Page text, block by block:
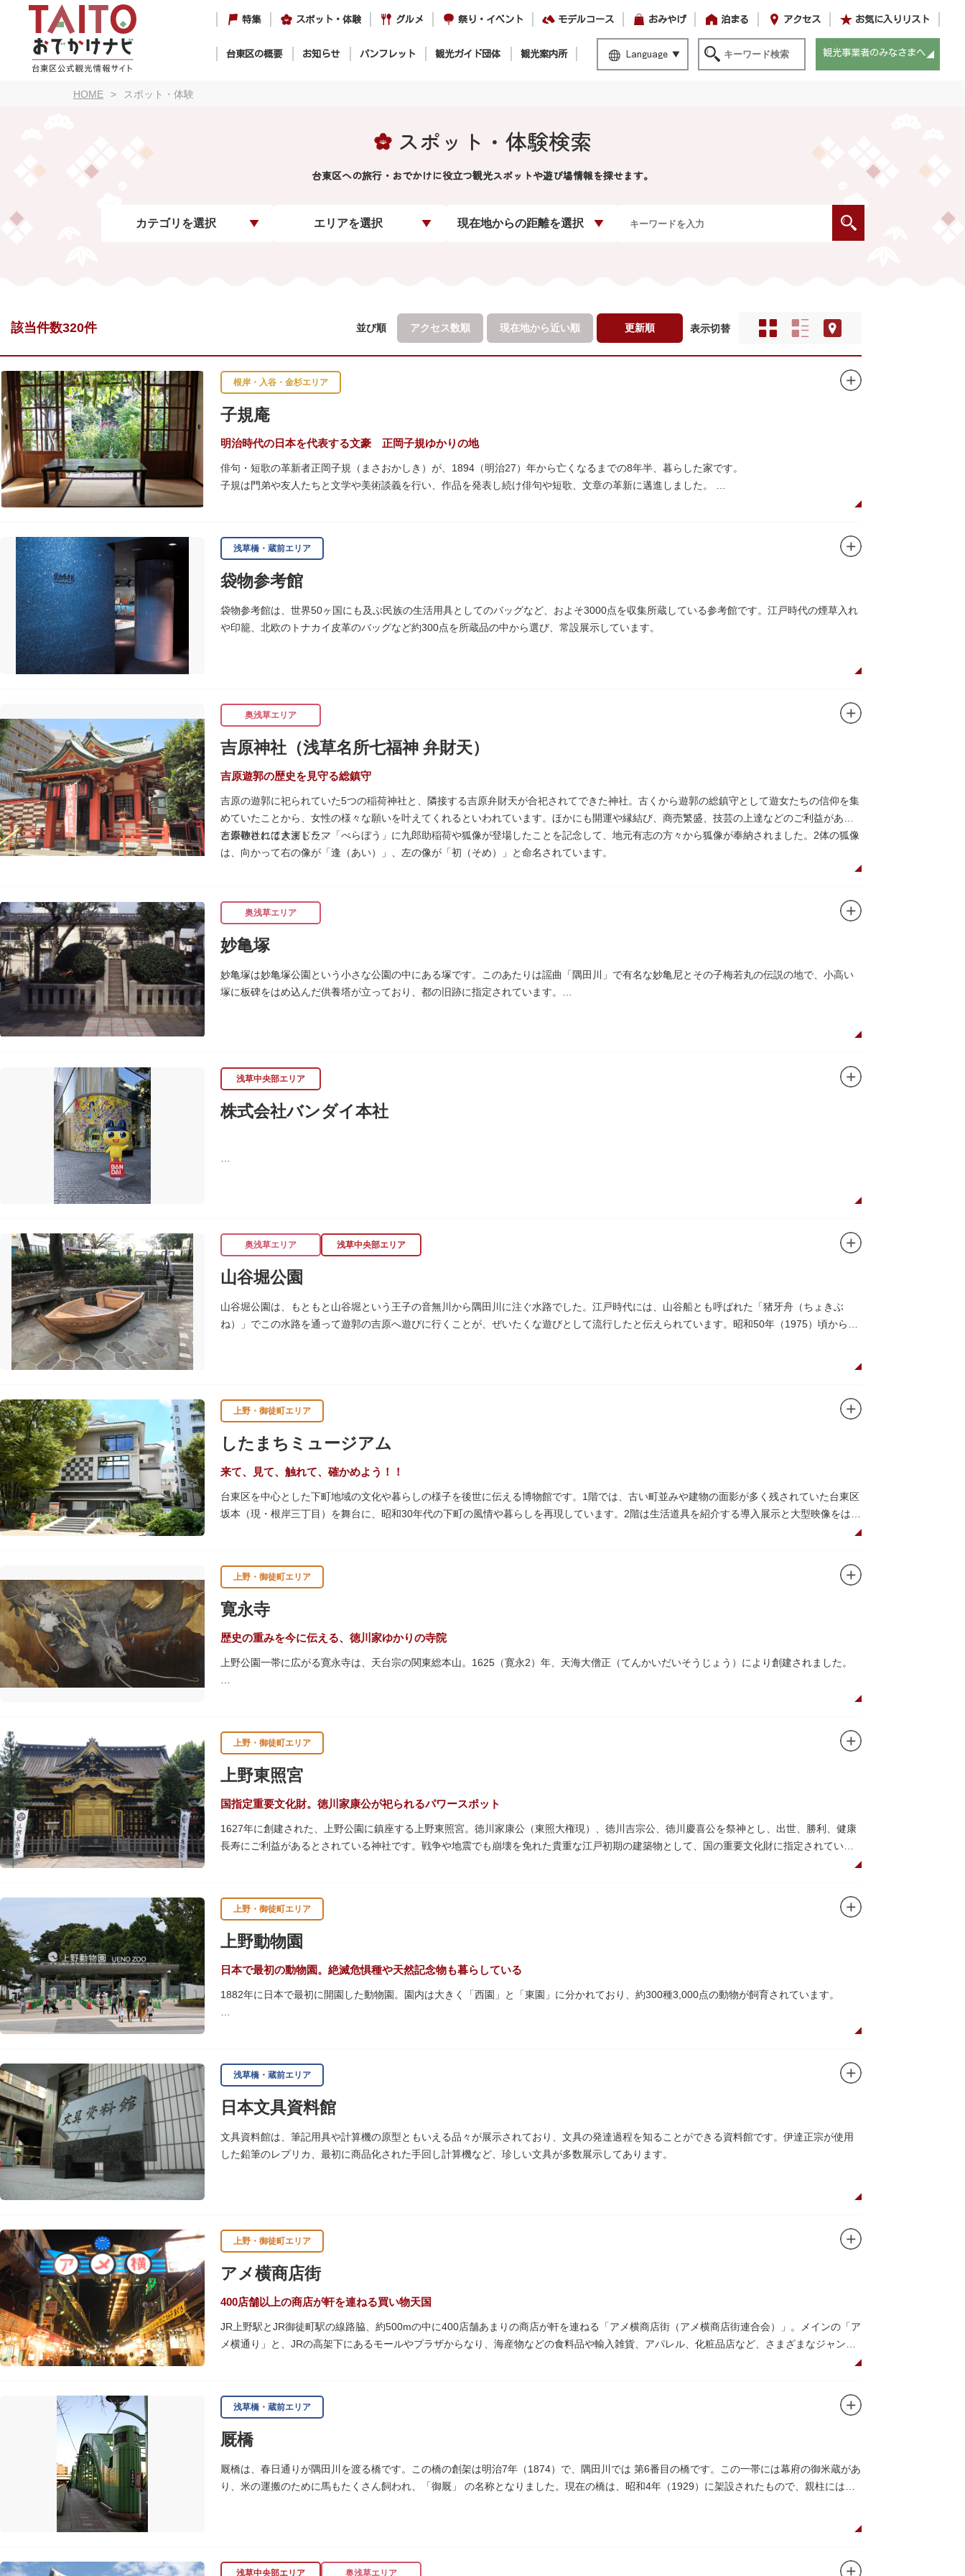
特集 スポット・体験 グルメ 祭り・イベント モデルコース おみやげ 泊まる アクセス お気に入りリスト
台東区の概要 お知らせ パンフレット 観光ガイド団体 観光案内所 Language 観光事業者のみなさまへ
HOME スポット・体験
スポット・体験検索
台東区への旅行・おでかけに役立つ観光スポットや遊び場情報を探せます。
カテゴリを選択 エリアを選択 現在地からの距離を選択
該当件数320件 並び順 アクセス数順 現在地から近い順 更新順 表示切替
根岸・入谷・金杉エリア
子規庵
明治時代の日本を代表する文豪 正岡子規ゆかりの地
俳句・短歌の革新者正岡子規（まさおかしき）が、1894（明治27）年から亡くなるまでの8年半、暮らした家です。
子規は門弟や友人たちと文学や美術談義を行い、作品を発表し続け俳句や短歌、文章の革新に邁進しました。
1945（昭和20）年の空襲で焼失しましたが、その5年後、当時の間取りのまま再建され、現在の庵は東京都指定史跡として明治の雰囲気が体
感できる魅力的な空間となっています。
子規が病室兼書斎にしていた「病牀六尺の間」などを復元しており、明治の暮らしだけでなく創作の様子を偲ぶことができます。現在、一般
のボランティア団体により大切に維持・保存されています。
浅草橋・蔵前エリア
袋物参考館
袋物参考館は、世界50ヶ国にも及ぶ民族の生活用具としてのバッグなど、およそ3000点を収集所蔵している参考館です。江戸時代の煙草入れ
や印籠、北欧のトナカイ皮革のバッグなど約300点を所蔵品の中から選び、常設展示しています。
奥浅草エリア
吉原神社（浅草名所七福神 弁財天）
吉原遊郭の歴史を見守る総鎮守
吉原の遊郭に祀られていた5つの稲荷神社と、隣接する吉原弁財天が合祀されてできた神社。古くから遊郭の総鎮守として遊女たちの信仰を集
めていたことから、女性の様々な願いを叶えてくれるといわれています。ほかにも開運や縁結び、商売繁盛、技芸の上達などのご利益がある
と崇敬されてきました。
春になると逢初桜（あいぞめさくら）と呼ばれるが枝垂れ桜が、見事な花を咲かせ人々を和ませます。毎年5月の例祭では神輿渡御が行われ、
吉原弁財天は浅草名所七福神の一社・弁財天にあたり、七福神に関する授与も年間を通して行われています。
吉原神社には大河ドラマ「べらぼう」に九郎助稲荷や狐像が登場したことを記念して、地元有志の方々から狐像が奉納されました。2体の狐像
は、向かって右の像が「逢（あい）」、左の像が「初（そめ）」と命名されています。
奥浅草エリア
妙亀塚
妙亀塚は妙亀塚公園という小さな公園の中にある塚です。このあたりは謡曲「隅田川」で有名な妙亀尼とその子梅若丸の伝説の地で、小高い
塚に板碑をはめ込んだ供養塔が立っており、都の旧跡に指定されています。
塚の上には板碑が祀られています。この板碑には「弘安十一年戊子五月二十二日孝子敬白」と刻まれており、区内でも古いものです。しかし
なお、隅田川の対岸、木母寺（墨田区堤通）境内には梅若にちなむ梅若塚（都旧跡）があり、この妙亀塚と相対するものと考えられていま
浅草中央部エリア
株式会社バンダイ本社
奥浅草エリア 浅草中央部エリア
山谷堀公園
山谷堀公園は、もともと山谷堀という王子の音無川から隅田川に注ぐ水路でした。江戸時代には、山谷船とも呼ばれた「猪牙舟（ちょきぶ
ね）」でこの水路を通って遊郭の吉原へ遊びに行くことが、ぜいたくな遊びとして流行したと伝えられています。昭和50年（1975）頃から山
上野・御徒町エリア
したまちミュージアム
来て、見て、触れて、確かめよう！！
台東区を中心とした下町地域の文化や暮らしの様子を後世に伝える博物館です。1階では、古い町並みや建物の面影が多く残されていた台東区
坂本（現・根岸三丁目）を舞台に、昭和30年代の下町の風情や暮らしを再現しています。2階は生活道具を紹介する導入展示と大型映像をはじ
め、下町地域の歴史や出来事をたどることのできる資料を展示しています。また3階には企画展示室と、道具や玩具を体験し、調べることがで
上野・御徒町エリア
寛永寺
歴史の重みを今に伝える、徳川家ゆかりの寺院
上野公園一帯に広がる寛永寺は、天台宗の関東総本山。1625（寛永2）年、天海大僧正（てんかいだいそうじょう）により創建されました。
軍霊廟勅額門など重要文化財も多く有し、歴史の重みを今に伝える寺院です。
清水観音堂の舞台前に復元された「月の松」は、浮世絵師歌川広重の「名所江戸百景」にも描かれていることで有名。丸い形の松から不忍池
辯天堂を見下ろす風流な景観は、絶好のフォトスポットとなっています。
東叡山（とうえいざん）という山号は、東の「比叡山延暦寺」を意味しており、比叡山や京都の有名寺院になぞらえて上野の山に数多くの堂
軍の祈祷寺と菩提寺を兼ね、御霊廟には6名の将軍が埋葬されています。
上野・御徒町エリア
上野東照宮
国指定重要文化財。徳川家康公が祀られるパワースポット
1627年に創建された、上野公園に鎮座する上野東照宮。徳川家康公（東照大権現）、徳川吉宗公、徳川慶喜公を祭神とし、出世、勝利、健康
長寿にご利益があるとされている神社です。戦争や地震でも崩壊を免れた貴重な江戸初期の建築物として、国の重要文化財に指定されていま
贅沢に金箔が使われた豪華絢爛な金色殿（社殿）などの建造物は、三代将軍・徳川家光公が、日光東照宮までお参りに行けない江戸の人々の
ために建てられたそう。社殿内部は文化財保護のため通常は非公開ですが、特別公開が実施されることもあるので、拝観を申し込んでみては
いかがでしょうか。
授与所では、期間・数量限定のお守りや御朱印も授与されているので要チェック。手塚治虫のユニコのお守りなど愛らしいものがあります
上野・御徒町エリア
上野動物園
日本で最初の動物園。絶滅危惧種や天然記念物も暮らしている
1882年に日本で最初に開園した動物園。園内は大きく「西園」と「東園」に分かれており、約300種3,000点の動物が飼育されています。
に再建された「閑々亭」などの歴史的建造物も見どころです。
一方「西園」は、蓮の名所としても知られる風光明媚な「不忍池」のほとりに位置する区域。キリンやサイなどの人気動物をはじめ、アイア
イや“動かない鳥”として話題のハシビロコウなどユニークな種も見られます。
子ども動物園「すてっぷ」では、小動物を間近で観察することを通じて、命の大切さや生きものの魅力が学べる体験プログラムが実施されて
います。
浅草橋・蔵前エリア
日本文具資料館
文具資料館は、筆記用具や計算機の原型ともいえる品々が展示されており、文具の発達過程を知ることができる資料館です。伊達正宗が使用
した鉛筆のレプリカ、最初に商品化された手回し計算機など、珍しい文具が多数展示してあります。
上野・御徒町エリア
アメ横商店街
400店舗以上の商店が軒を連ねる買い物天国
JR上野駅とJR御徒町駅の線路脇、約500mの中に400店舗あまりの商店が軒を連ねる「アメ横商店街（アメ横商店街連合会）」。メインの「ア
メ横通り」と、JRの高架下にあるモールやプラザからなり、海産物などの食料品や輸入雑貨、アパレル、化粧品店など、さまざまなジャンル
アメ横のはじまりは、物資が底をついた第二次世界大戦後にできた闇市。多くの闇市が的屋の仕切りであったのに対して、アメ横は満州から
の復員兵が共同体となり連合会を結成。出店を統制し、商店街が形成されました。
当時、JR上野駅のすぐ南に発生した闇市は、飴を販売する屋台があったことから「アメヤ横丁（飴屋通り）」と呼ばれるように。反対側のJR
御徒町付近には、アメリカ進駐軍の放出物資を販売する店ができたので「アメリカ横丁（アメリカ通り）」と呼ばれるようになりました。こ
浅草橋・蔵前エリア
厩橋
厩橋は、春日通りが隅田川を渡る橋です。この橋の創架は明治7年（1874）で、隅田川では 第6番目の橋です。この一帯には幕府の御米蔵があ
り、米の運搬のために馬もたくさん飼われ、「御厩」 の名称となりました。現在の橋は、昭和4年（1929）に架設されたもので、親柱には馬
浅草中央部エリア 奥浅草エリア